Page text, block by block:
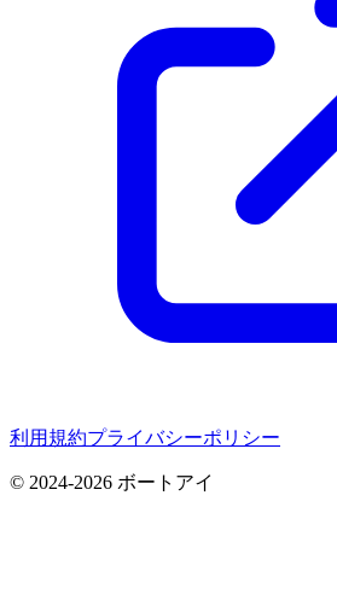
利用規約プライバシーポリシー
© 2024-2026 ボートアイ